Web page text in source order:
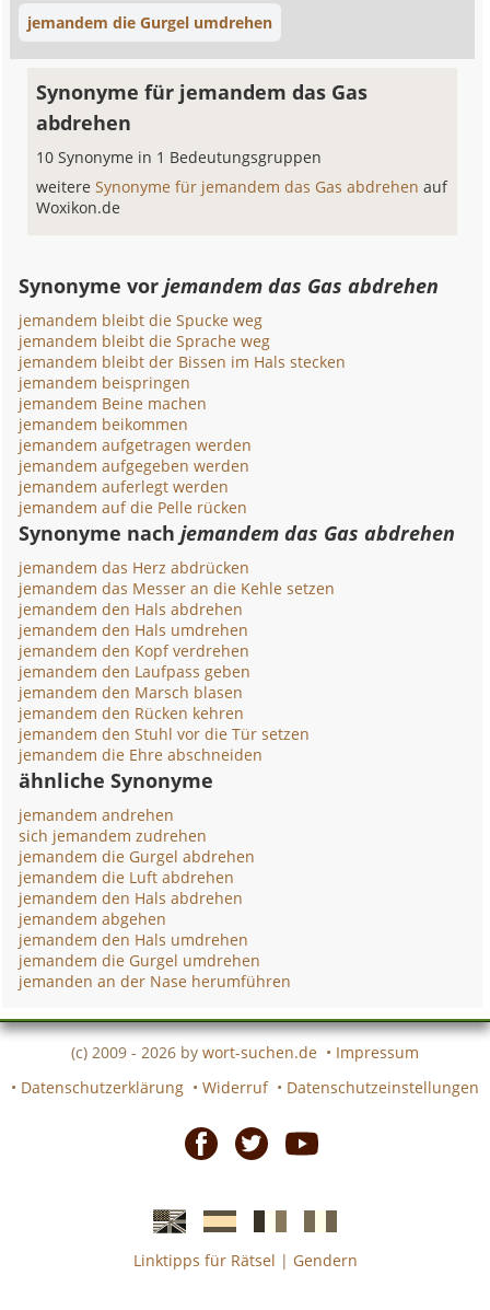
jemandem die Gurgel umdrehen
Synonyme für jemandem das Gas
abdrehen
10 Synonyme in 1 Bedeutungsgruppen
weitereSynonyme für jemandem das Gas abdrehenauf
Woxikon.de
Synonyme vorjemandem das Gas abdrehen
jemandem bleibt die Spucke weg
jemandem bleibt die Sprache weg
jemandem bleibt der Bissen im Hals stecken
jemandem beispringen
jemandem Beine machen
jemandem beikommen
jemandem aufgetragen werden
jemandem aufgegeben werden
jemandem auferlegt werden
jemandem auf die Pelle rücken
Synonyme nachjemandem das Gas abdrehen
jemandem das Herz abdrücken
jemandem das Messer an die Kehle setzen
jemandem den Hals abdrehen
jemandem den Hals umdrehen
jemandem den Kopf verdrehen
jemandem den Laufpass geben
jemandem den Marsch blasen
jemandem den Rücken kehren
jemandem den Stuhl vor die Tür setzen
jemandem die Ehre abschneiden
ähnliche Synonyme
jemandem andrehen
sich jemandem zudrehen
jemandem die Gurgel abdrehen
jemandem die Luft abdrehen
jemandem den Hals abdrehen
jemandem abgehen
jemandem den Hals umdrehen
jemandem die Gurgel umdrehen
jemanden an der Nase herumführen
(c) 2009 - 2026 by wort-suchen.de • Impressum
• Datenschutzerklärung • Widerruf • Datenschutzeinstellungen
EnglischeSpanischefranzösicheitalienische
Linktipps für Rätsel | Gendern